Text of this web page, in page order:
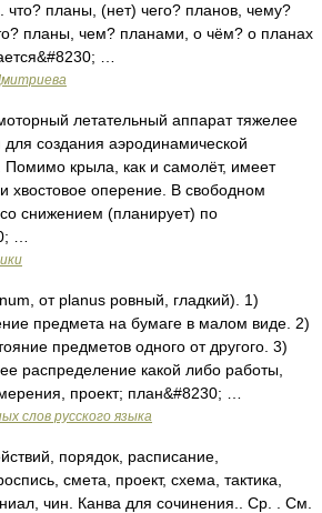
планы, (нет) чего? планов, чему?
планы, чем? планами, о чём? о планах
…
летательный аппарат тяжелее
для создания аэродинамической
крыла, как и самолёт, имеет
хвостовое оперение. В свободном
снижением (планирует) по
…
от planus ровный, гладкий). 1)
предмета на бумаге в малом виде. 2)
предметов одного от другого. 3)
распределение какой либо работы,
проект; план&#8230; …
слов русского языка
порядок, расписание,
смета, проект, схема, тактика,
чин. Канва для сочинения.. Ср. . См.